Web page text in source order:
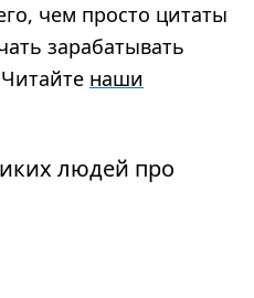
чем просто цитаты
зарабатывать
наши
людей про